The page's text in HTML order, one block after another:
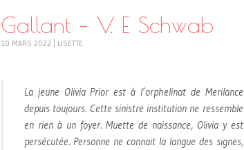
Gallant – V. E Schwab
10 MARS 2022 LISETTE
La jeune Olivia Prior est à l’orphelinat de Merilance
depuis toujours. Cette sinistre institution ne ressemble
en rien à un foyer. Muette de naissance, Olivia y est
persécutée. Personne ne connait la langue des signes,